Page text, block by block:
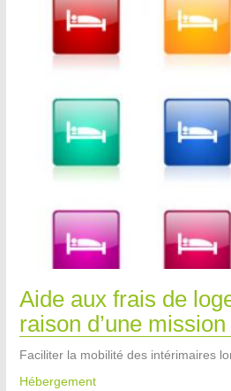
Aide aux frais de
raison d’une mission
Faciliter la mobilité des intérimaires
Hébergement